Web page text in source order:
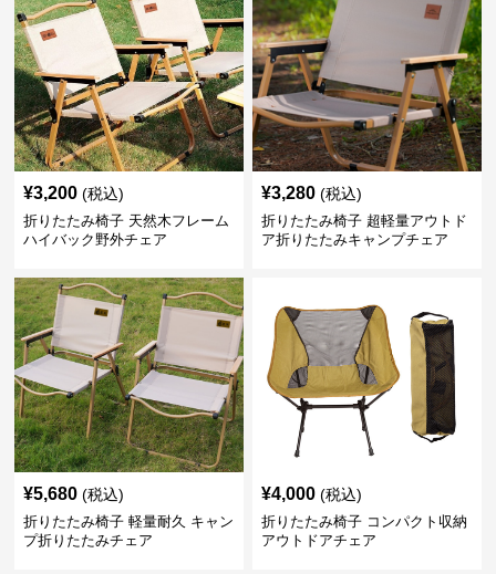
¥3,200 (税込)
折りたたみ椅子 天然木フレーム
ハイバック野外チェア
¥3,280 (税込)
折りたたみ椅子 超軽量アウトド
ア折りたたみキャンプチェア
¥5,680 (税込)
折りたたみ椅子 軽量耐久 キャン
プ折りたたみチェア
¥4,000 (税込)
折りたたみ椅子 コンパクト収納
アウトドアチェア